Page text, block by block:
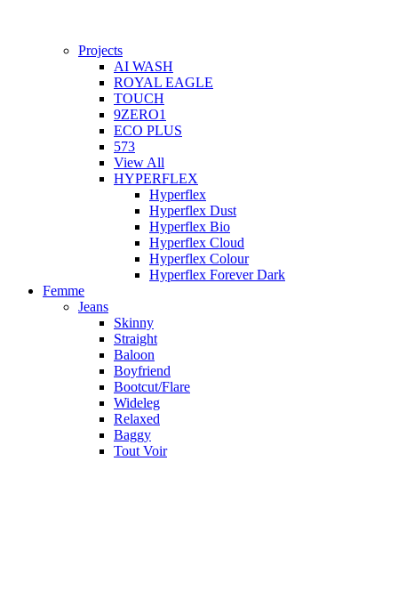
Projects
AI WASH
ROYAL EAGLE
TOUCH
9ZERO1
ECO PLUS
573
View All
HYPERFLEX
Hyperflex
Hyperflex Dust
Hyperflex Bio
Hyperflex Cloud
Hyperflex Colour
Hyperflex Forever Dark
Femme
Jeans
Skinny
Straight
Baloon
Boyfriend
Bootcut/Flare
Wideleg
Relaxed
Baggy
Tout Voir